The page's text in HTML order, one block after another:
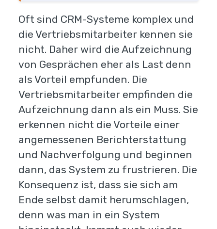
Oft sind CRM-Systeme komplex und
die Vertriebsmitarbeiter kennen sie
nicht. Daher wird die Aufzeichnung
von Gesprächen eher als Last denn
als Vorteil empfunden. Die
Vertriebsmitarbeiter empfinden die
Aufzeichnung dann als ein Muss. Sie
erkennen nicht die Vorteile einer
angemessenen Berichterstattung
und Nachverfolgung und beginnen
dann, das System zu frustrieren. Die
Konsequenz ist, dass sie sich am
Ende selbst damit herumschlagen,
denn was man in ein System